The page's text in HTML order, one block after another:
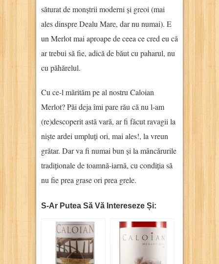
săturat de monștrii moderni și greoi (mai
ales dinspre Dealu Mare, dar nu numai). E
un Merlot mai aproape de ceea ce cred eu că
ar trebui să fie, adică de băut cu paharul, nu
cu păhărelul.
Cu ce-l mărităm pe al nostru Caloian
Merlot? Păi deja îmi pare rău că nu l-am
(re)descoperit astă vară, ar fi făcut ravagii la
niște ardei umpluți ori, mai ales!, la vreun
grătar. Dar va fi numai bun și la mâncărurile
tradiționale de toamnă-iarnă, cu condiția să
nu fie prea grase ori prea grele.
S-Ar Putea Să Vă Intereseze Și: